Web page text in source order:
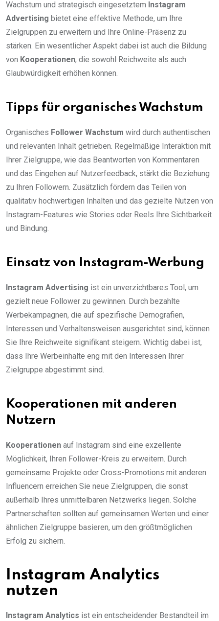
Wachstum und strategisch eingesetztem Instagram
Advertising bietet eine effektive Methode, um Ihre
Zielgruppen zu erweitern und Ihre Online-Präsenz zu
stärken. Ein wesentlicher Aspekt dabei ist auch die Bildung
von Kooperationen, die sowohl Reichweite als auch
Glaubwürdigkeit erhöhen können.
Tipps für organisches Wachstum
Organisches Follower Wachstum wird durch authentischen
und relevanten Inhalt getrieben. Regelmäßige Interaktion mit
Ihrer Zielgruppe, wie das Beantworten von Kommentaren
und das Eingehen auf Nutzerfeedback, stärkt die Beziehung
zu Ihren Followern. Zusätzlich fördern das Teilen von
qualitativ hochwertigen Inhalten und das gezielte Nutzen von
Instagram-Features wie Stories oder Reels Ihre Sichtbarkeit
und Bindung.
Einsatz von Instagram-Werbung
Instagram Advertising ist ein unverzichtbares Tool, um
gezielt neue Follower zu gewinnen. Durch bezahlte
Werbekampagnen, die auf spezifische Demografien,
Interessen und Verhaltensweisen ausgerichtet sind, können
Sie Ihre Reichweite signifikant steigern. Wichtig dabei ist,
dass Ihre Werbeinhalte eng mit den Interessen Ihrer
Zielgruppe abgestimmt sind.
Kooperationen mit anderen
Nutzern
Kooperationen auf Instagram sind eine exzellente
Möglichkeit, Ihren Follower-Kreis zu erweitern. Durch
gemeinsame Projekte oder Cross-Promotions mit anderen
Influencern erreichen Sie neue Zielgruppen, die sonst
außerhalb Ihres unmittelbaren Netzwerks liegen. Solche
Partnerschaften sollten auf gemeinsamen Werten und einer
ähnlichen Zielgruppe basieren, um den größtmöglichen
Erfolg zu sichern.
Instagram Analytics
nutzen
Instagram Analytics ist ein entscheidender Bestandteil im